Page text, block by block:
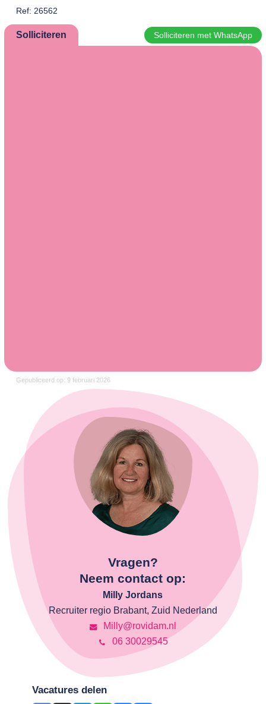
Ref: 26562
Solliciteren Solliciteren met WhatsApp
Gepubliceerd op: 9 februari 2026
Vragen?
Neem contact op:
Milly Jordans
Recruiter regio Brabant, Zuid Nederland
Milly@rovidam.nl
06 30029545
Vacatures delen